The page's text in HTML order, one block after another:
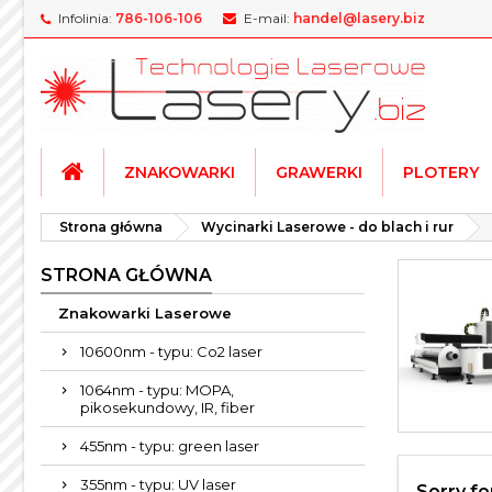
Infolinia: 786-106-106 E-mail: handel@lasery.biz
ZNAKOWARKI GRAWERKI PLOTERY
Strona główna Wycinarki Laserowe - do blach i rur
STRONA GŁÓWNA
Znakowarki Laserowe
10600nm - typu: Co2 laser
1064nm - typu: MOPA,
pikosekundowy, IR, fiber
455nm - typu: green laser
355nm - typu: UV laser